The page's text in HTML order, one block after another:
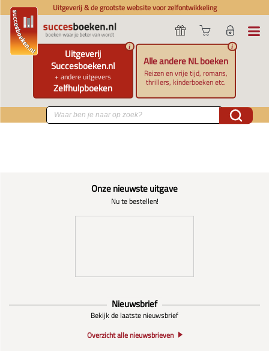
Uitgeverij & de grootste website voor zelfontwikkeling
Uitgeverij
Succesboeken.nl
+ andere uitgevers
Zelfhulpboeken
i
Alle andere NL boeken
Reizen en vrije tijd, romans,
thrillers, kinderboeken etc.
i
Onze nieuwste uitgave
Nu te bestellen!
Nieuwsbrief
Bekijk de laatste nieuwsbrief
Overzicht alle nieuwsbrieven